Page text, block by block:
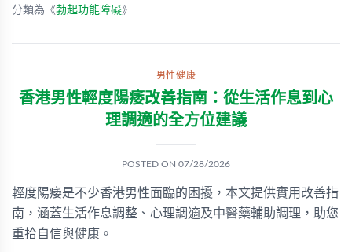
分類為《勃起功能障礙》
男性健康
香港男性輕度陽痿改善指南：從生活作息到心
理調適的全方位建議
POSTED ON 07/28/2026
輕度陽痿是不少香港男性面臨的困擾，本文提供實用改善指
南，涵蓋生活作息調整、心理調適及中醫藥輔助調理，助您
重拾自信與健康。